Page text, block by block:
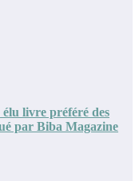
livre préféré des
par Biba Magazine